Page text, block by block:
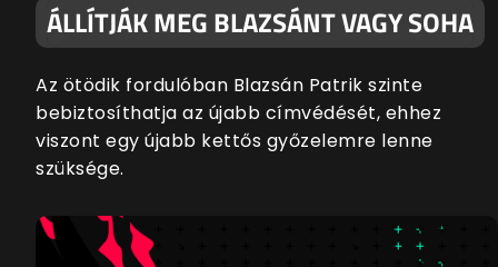
ÁLLÍTJÁK MEG BLAZSÁNT VAGY SOHA
Az ötödik fordulóban Blazsán Patrik szinte
bebiztosíthatja az újabb címvédését, ehhez
viszont egy újabb kettős győzelemre lenne
szüksége.